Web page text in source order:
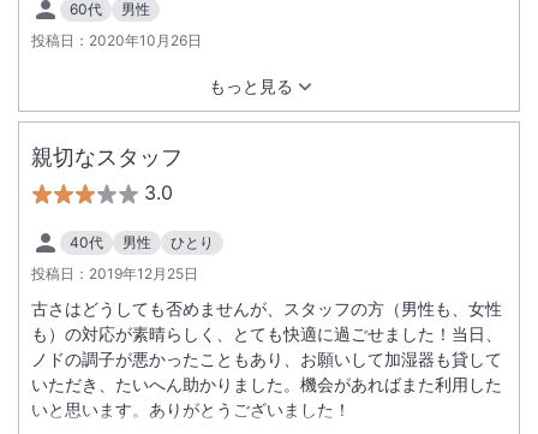
60代
男性
投稿日： 2020年10月26日
もっと見る
親切なスタッフ
3.0
40代 男性
ひとり
投稿日： 2019年12月25日
古さはどうしても否めませんが、スタッフの方（男性も、女性
も）の対応が素晴らしく、とても快適に過ごせました！当日、
ノドの調子が悪かったこともあり、お願いして加湿器も貸して
いただき、たいへん助かりました。機会があればまた利用した
いと思います。ありがとうございました！